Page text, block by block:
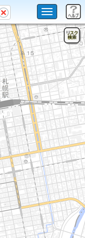
Toggle
navigation